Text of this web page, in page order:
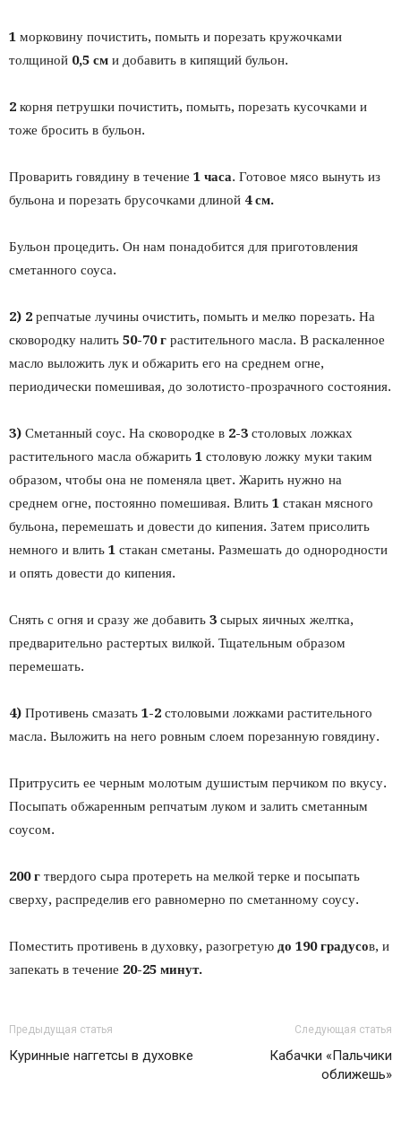
1 морковину почистить, помыть и порезать кружочками
толщиной 0,5 см и добавить в кипящий бульон.
2 корня петрушки почистить, помыть, порезать кусочками и
тоже бросить в бульон.
Проварить говядину в течение 1 часа. Готовое мясо вынуть из
бульона и порезать брусочками длиной 4 см.
Бульон процедить. Он нам понадобится для приготовления
сметанного соуса.
2) 2 репчатые лучины очистить, помыть и мелко порезать. На
сковородку налить 50-70 г растительного масла. В раскаленное
масло выложить лук и обжарить его на среднем огне,
периодически помешивая, до золотисто-прозрачного состояния.
3) Сметанный соус. На сковородке в 2-3 столовых ложках
растительного масла обжарить 1 столовую ложку муки таким
образом, чтобы она не поменяла цвет. Жарить нужно на
среднем огне, постоянно помешивая. Влить 1 стакан мясного
бульона, перемешать и довести до кипения. Затем присолить
немного и влить 1 стакан сметаны. Размешать до однородности
и опять довести до кипения.
Снять с огня и сразу же добавить 3 сырых яичных желтка,
предварительно растертых вилкой. Тщательным образом
перемешать.
4) Противень смазать 1-2 столовыми ложками растительного
масла. Выложить на него ровным слоем порезанную говядину.
Притрусить ее черным молотым душистым перчиком по вкусу.
Посыпать обжаренным репчатым луком и залить сметанным
соусом.
200 г твердого сыра протереть на мелкой терке и посыпать
сверху, распределив его равномерно по сметанному соусу.
Поместить противень в духовку, разогретую до 190 градусов, и
запекать в течение 20-25 минут.
Предыдущая статья
Куринные наггетсы в духовке
Следующая статья
Кабачки «Пальчики
оближешь»